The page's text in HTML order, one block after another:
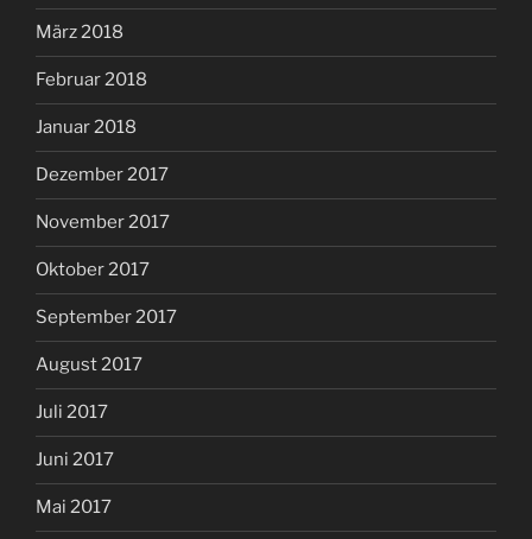
März 2018
Februar 2018
Januar 2018
Dezember 2017
November 2017
Oktober 2017
September 2017
August 2017
Juli 2017
Juni 2017
Mai 2017